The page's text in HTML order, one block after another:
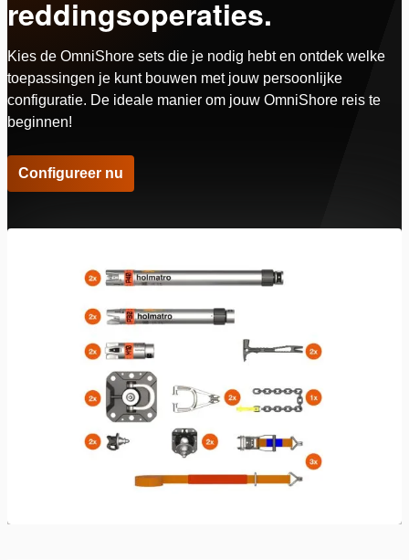
reddingsoperaties.
Kies de OmniShore sets die je nodig hebt en ontdek welke
toepassingen je kunt bouwen met jouw persoonlijke
configuratie. De ideale manier om jouw OmniShore reis te
beginnen!
Configureer nu